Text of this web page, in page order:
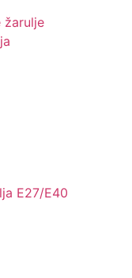
žarulje
E27/E40